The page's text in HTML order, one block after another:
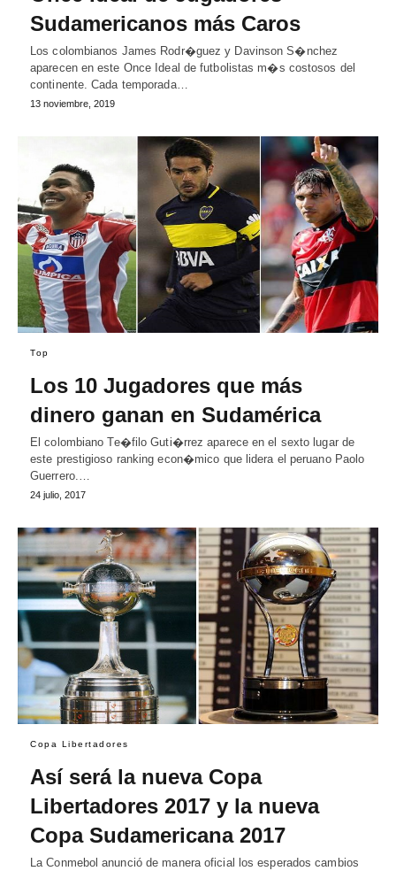
Sudamericanos más Caros
Los colombianos James Rodr�guez y Davinson S�nchez
aparecen en este Once Ideal de futbolistas m�s costosos del
continente. Cada temporada…
13 noviembre, 2019
Top
Los 10 Jugadores que más
dinero ganan en Sudamérica
El colombiano Te�filo Guti�rrez aparece en el sexto lugar de
este prestigioso ranking econ�mico que lidera el peruano Paolo
Guerrero.…
24 julio, 2017
Copa Libertadores
Así será la nueva Copa
Libertadores 2017 y la nueva
Copa Sudamericana 2017
La Conmebol anunció de manera oficial los esperados cambios